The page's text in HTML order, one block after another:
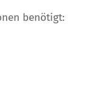
benötigt: